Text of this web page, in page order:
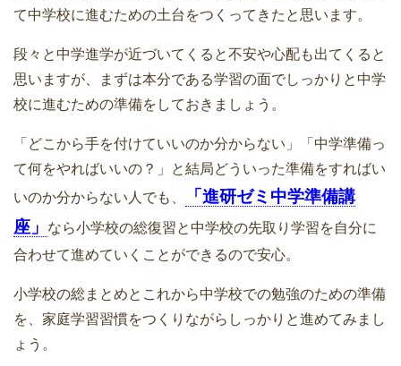
て中学校に進むための土台をつくってきたと思います。
段々と中学進学が近づいてくると不安や心配も出てくると
思いますが、まずは本分である学習の面でしっかりと中学
校に進むための準備をしておきましょう。
「どこから手を付けていいのか分からない」「中学準備っ
て何をやればいいの？」と結局どういった準備をすればい
いのか分からない人でも、
「進研ゼミ中学準備講
座」
なら小学校の総復習と中学校の先取り学習を自分に
合わせて進めていくことができるので安心。
小学校の総まとめとこれから中学校での勉強のための準備
を、家庭学習習慣をつくりながらしっかりと進めてみまし
ょう。